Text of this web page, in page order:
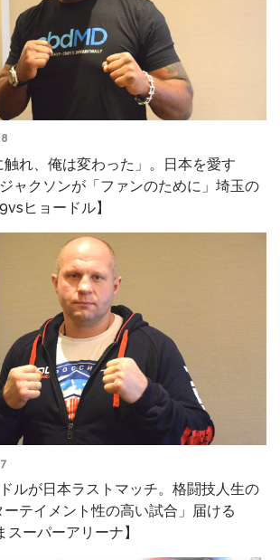
触れ、俺は変わった」。日本を愛す
ャクソンが「ファンのために」埼玉の
ヒョードル】
ルが日本ラストマッチ。格闘技人生の
テイメント性の高い試合」届ける
スーパーアリーナ】